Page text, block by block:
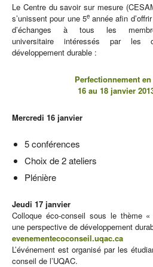
Le Centre du savoir sur mesure
s’unissent pour une 5eannée afin
d’échanges à tous les
universitaire intéressés par les
développement durable :
Perfectionnement
16 au 18 janvier
Mercredi 16 janvier
5 conférences
Choix de 2 ateliers
Plénière
Jeudi 17 janvier
Colloque éco-conseil sous le thème
une perspective de développement
evenementecoconseil.uqac.ca
L’événement est organisé par les
conseil de l’UQAC.